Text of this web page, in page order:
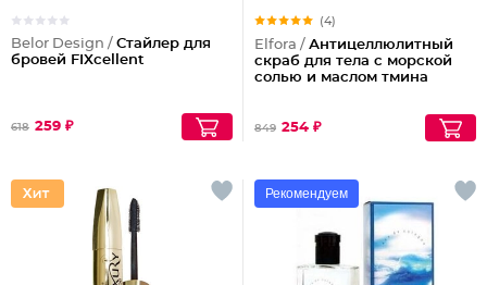
Belor Design / Стайлер для
бровей FIXcellent
618 259 ₽
(4)
Elfora / Антицеллюлитный
скраб для тела с морской
солью и маслом тмина
849 254 ₽
Рекомендуем